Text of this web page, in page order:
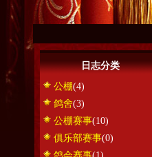
日志分类
公棚(4)
鸽舍(3)
公棚赛事(10)
俱乐部赛事(0)